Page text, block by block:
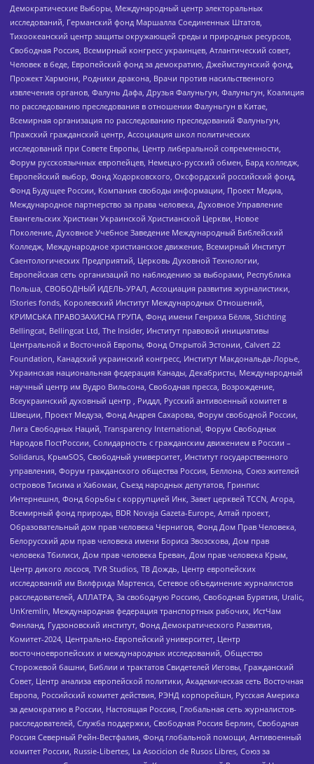
Демократические Выборы, Международный центр электоральных
исследований, Германский фонд Маршалла Соединенных Штатов,
Тихоокеанский центр защиты окружающей среды и природных ресурсов,
Свободная Россия, Всемирный конгресс украинцев, Атлантический совет,
Человек в беде, Европейский фонд за демократию, Джеймстаунский фонд,
Прожект Хармони, Родники дракона, Врачи против насильственного
извлечения органов, Фалунь Дафа, Друзья Фалуньгун, Фалуньгун, Коалиция
по расследованию преследования в отношении Фалуньгун в Китае,
Всемирная организация по расследованию преследований Фалуньгун,
Пражский гражданский центр, Ассоциация школ политических
исследований при Совете Европы, Центр либеральной современности,
Форум русскоязычных европейцев, Немецко-русский обмен, Бард колледж,
Европейский выбор, Фонд Ходорковского, Оксфордский российский фонд,
Фонд Будущее России, Компания свободы информации, Проект Медиа,
Международное партнерство за права человека, Духовное Управление
Евангельских Христиан Украинской Христианской Церкви, Новое
Поколение, Духовное Учебное Заведение Международный Библейский
Колледж, Международное христианское движение, Всемирный Институт
Саентологических Предприятий, Церковь Духовной Технологии,
Европейская сеть организаций по наблюдению за выборами, Республика
Польша, СВОБОДНЫЙ ИДЕЛЬ-УРАЛ, Ассоциация развития журналистики,
IStories fonds, Королевский Институт Международных Отношений,
КРИМСЬКА ПРАВОЗАХИСНА ГРУПА, Фонд имени Генриха Бёлля, Stichting
Bellingcat, Bellingcat Ltd, The Insider, Институт правовой инициативы
Центральной и Восточной Европы, Фонд Открытой Эстонии, Calvert 22
Foundation, Канадский украинский конгресс, Институт Макдональда-Лорье,
Украинская национальная федерация Канады, Декабристы, Международный
научный центр им Вудро Вильсона, Свободная пресса, Возрождение,
Всеукраинский духовный центр , Риддл, Русский антивоенный комитет в
Швеции, Проект Медуза, Фонд Андрея Сахарова, Форум свободной России,
Лига Свободных Наций, Transparеncy International, Форум Свободных
Народов ПостРоссии, Солидарность с гражданским движением в России –
Solidarus, КрымSOS, Свободный университет, Институт государственного
управления, Форум гражданского общества Россия, Беллона, Союз жителей
островов Тисима и Хабомаи, Съезд народных депутатов, Гринпис
Интернешнл, Фонд борьбы с коррупцией Инк, Завет церквей TCCN, Агора,
Всемирный фонд природы, BDR Novaja Gazeta-Europe, Алтай проект,
Образовательный дом прав человека Чернигов, Фонд Дом Прав Человека,
Белорусский дом прав человека имени Бориса Звозскова, Дом прав
человека Тбилиси, Дом прав человека Ереван, Дом прав человека Крым,
Центр дикого лосося, TVR Studios, ТВ Дождь, Центр европейских
исследований им Вилфрида Мартенса, Сетевое объединение журналистов
расследователей, АЛЛАТРА, За свободную Россию, Свободная Бурятия, Uralic,
UnKremlin, Международная федерация транспортных рабочих, ИстЧам
Финланд, Гудзоновский институт, Фонд Демократического Развития,
Комитет-2024, Центрально-Европейский университет, Центр
восточноевропейских и международных исследований, Общество
Сторожевой башни, Библии и трактатов Свидетелей Иеговы, Гражданский
Совет, Центр анализа европейской политики, Академическая сеть Восточная
Европа, Российский комитет действия, РЭНД корпорейшн, Русская Америка
за демократию в России, Настоящая Россия, Глобальная сеть журналистов-
расследователей, Служба поддержки, Свободная Россия Берлин, Свободная
Россия Северный Рейн-Вестфалия, Фонд глобальной помощи, Антивоенный
комитет России, Russie-Libertes, La Asocicion de Rusos Libres, Союз за